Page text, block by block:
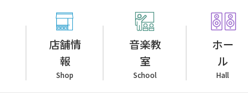
店舗情
報
Shop
音楽教
室
School
ホー
ル
Hall